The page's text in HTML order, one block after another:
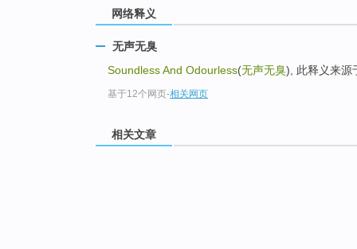
网络释义
无声无臭
Soundless And Odourless(无声无臭), 此释义来源
基于12个网页-相关网页
相关文章